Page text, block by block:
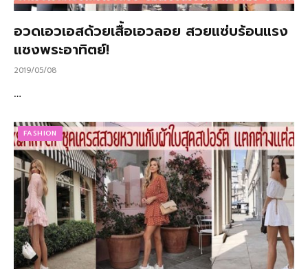
อวดเอวเอสด้วยเสื้อเอวลอย สวยแซ่บร้อนแรง
แซงพระอาทิตย์!
2019/05/08
…
FASHION